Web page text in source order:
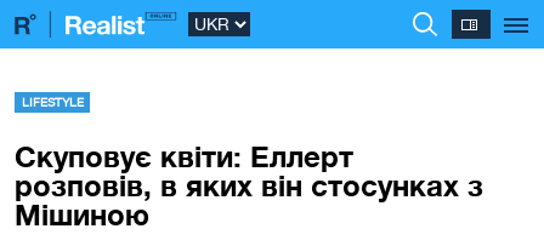
LIFESTYLE
Скуповує квіти: Еллерт
розповів, в яких він стосунках з
Мішиною